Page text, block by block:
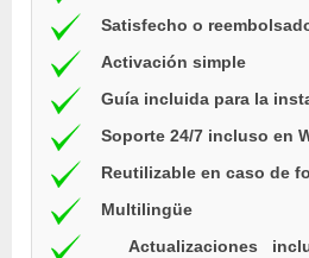
Satisfecho o
Activación simple
Guía incluida para la
Soporte 24/7 incluso en
Reutilizable en caso de
Multilingüe
Actualizaciones